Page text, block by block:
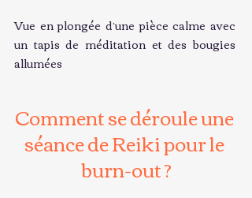
Vue en plongée d’une pièce calme avec
un tapis de méditation et des bougies
allumées
Comment se déroule une
séance de Reiki pour le
burn-out ?